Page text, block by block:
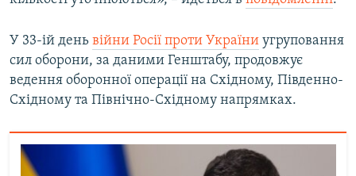
У 33-ій день війни Росії проти України угруповання
сил оборони, за даними Генштабу, продовжує
ведення оборонної операції на Східному, Південно-
Східному та Північно-Східному напрямках.